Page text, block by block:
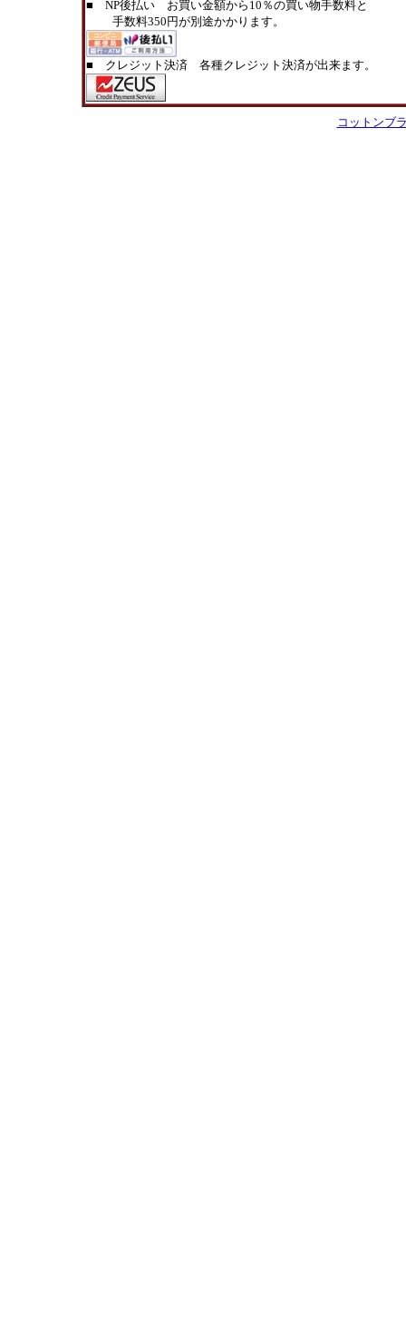
■ NP後払い お買い金額から10％の買い物手数料と
手数料350円が別途かかります。
■ クレジット決済 各種クレジット決済が出来ます。
コットンブ